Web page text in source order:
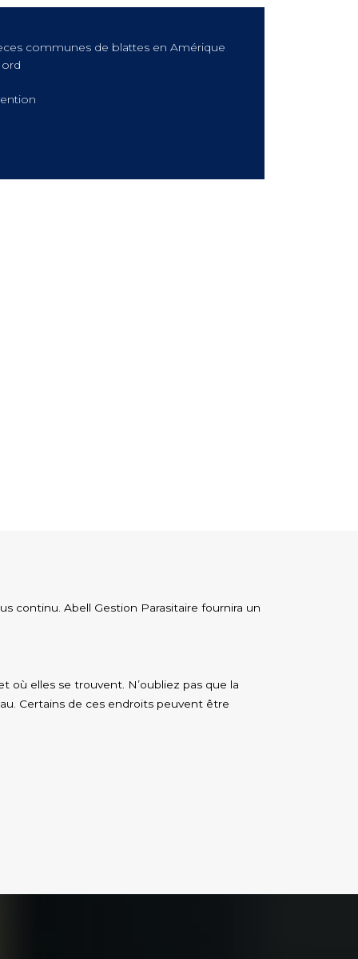
communes de blattes en Amérique
continu. Abell Gestion Parasitaire fournira un
elles se trouvent. N’oubliez pas que la
Certains de ces endroits peuvent être